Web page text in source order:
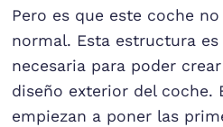
Pero es que este coche
normal. Esta estructura
necesaria para poder
diseño exterior del coche.
empiezan a poner las